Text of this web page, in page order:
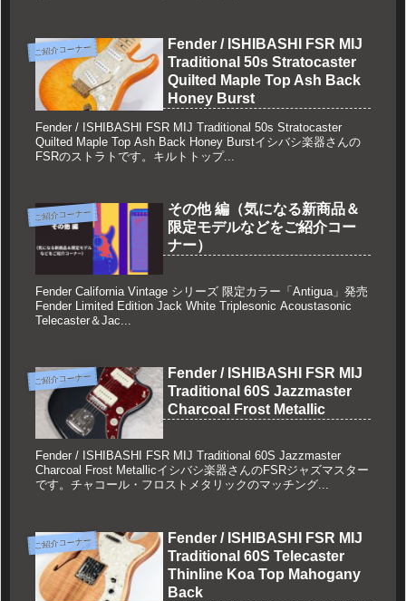
ご紹介コーナー
Fender / ISHIBASHI FSR MIJ
Traditional 50s Stratocaster
Quilted Maple Top Ash Back
Honey Burst
Fender / ISHIBASHI FSR MIJ Traditional 50s Stratocaster
Quilted Maple Top Ash Back Honey Burstイシバシ楽器さんの
FSRのストラトです。キルトトップ...
ご紹介コーナー
その他 編（気になる新商品＆
限定モデルなどをご紹介コー
ナー）
Fender California Vintage シリーズ 限定カラー「Antigua」発売
Fender Limited Edition Jack White Triplesonic Acoustasonic
Telecaster＆Jac...
ご紹介コーナー
Fender / ISHIBASHI FSR MIJ
Traditional 60S Jazzmaster
Charcoal Frost Metallic
Fender / ISHIBASHI FSR MIJ Traditional 60S Jazzmaster
Charcoal Frost Metallicイシバシ楽器さんのFSRジャズマスター
です。チャコール・フロストメタリックのマッチング...
ご紹介コーナー
Fender / ISHIBASHI FSR MIJ
Traditional 60S Telecaster
Thinline Koa Top Mahogany
Back